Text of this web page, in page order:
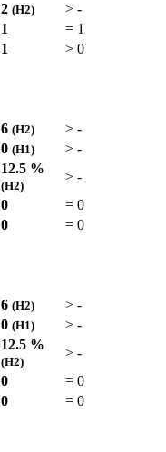
2 (H2) > -
1 = 1
1 > 0
6 (H2) > -
0 (H1) > -
12.5 %
(H2)
> -
0 = 0
0 = 0
6 (H2) > -
0 (H1) > -
12.5 %
(H2)
> -
0 = 0
0 = 0